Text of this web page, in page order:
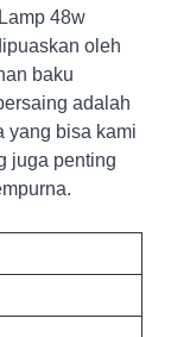
48w
oleh
baku
adalah
yang bisa kami
juga penting